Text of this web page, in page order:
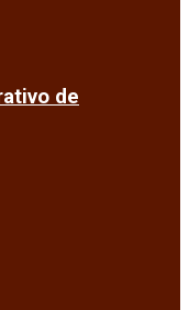
de